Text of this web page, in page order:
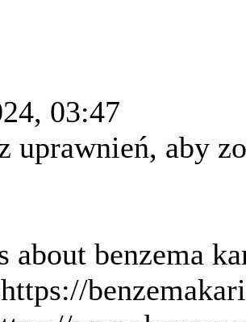
03:47
uprawnień, aby
about benzema